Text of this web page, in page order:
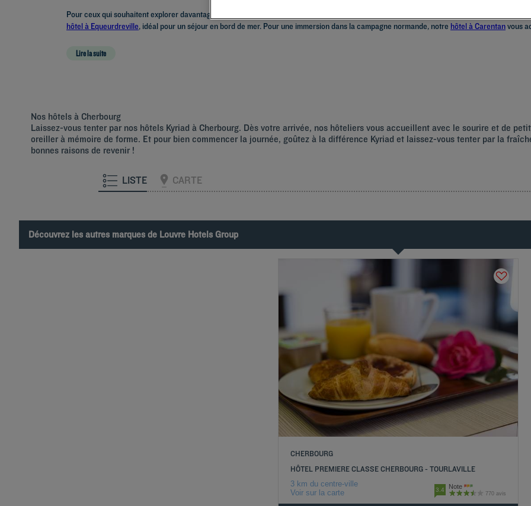
Pour ceux qui souhaitent explorer davantage la belle région normande, les alentours de Cherbourg offrent plusieurs options
hôtel à Equeurdreville, idéal pour un séjour en bord de mer. Pour une immersion dans la campagne normande, notre hôtel à Carentanvous
Lire la suite
Nos hôtels à Cherbourg
Laissez-vous tenter par nos hôtels Kyriad à Cherbourg. Dès votre arrivée, nos hôteliers vous accueillent avec le sourire et de
oreiller à mémoire de forme. Et pour bien commencer la journée, goûtez à la différence Kyriad et laissez-vous tenter par la
bonnes raisons de revenir !
LISTE CARTE
Découvrez les autres marques de Louvre Hotels Group
CHERBOURG
HÔTEL PREMIERE CLASSE CHERBOURG - TOURLAVILLE
3 km du centre-ville
Voir sur la carte
3.4 Note
770 avis